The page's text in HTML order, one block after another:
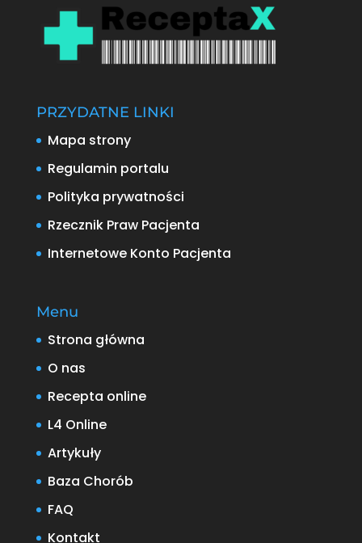
PRZYDATNE LINKI
Mapa strony
Regulamin portalu
Polityka prywatności
Rzecznik Praw Pacjenta
Internetowe Konto Pacjenta
Menu
Strona główna
O nas
Recepta online
L4 Online
Artykuły
Baza Chorób
FAQ
Kontakt